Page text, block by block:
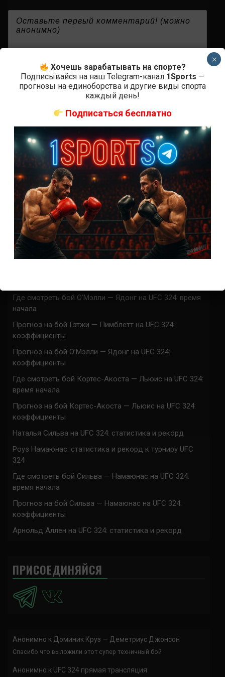
КОММЕНТАРИЕВ
СВЕЖИЕ ЗАПИСИ
ACA 200 прямая трансляция
Марафон боев UFC 325 прямая трансляция
UFC 324 прямая трансляция
Марафон боев UFC 324 прямая трансляция
Где смотреть бой О’Мэлли — Ядонг на UFC 324: время
начала
Прогноз на бой Гэтжи — Пимблетт на UFC 324:
коэффициенты
Прогноз на бой О’Мэлли — Ядонг на UFC 324:
коэффициенты
Где смотреть бой Кортес-Акоста — Льюис на UFC 324:
время начала
Прогноз на бой Кортес-Акоста — Льюис на UFC 324:
коэффициенты
Наталья Сильва на UFC 324: статистика и рекорд
Роуз Намаюнас: статистика и рекорд к турниру UFC
324
Где смотреть бой Сильва — Намаюнас на UFC 324:
время начала
Прогноз на бой Сильва — Намаюнас на UFC 324:
коэффициенты
Арнольд Аллен на UFC 324: статистика и рекорд
ПРИСОЕДИНЯЙСЯ
Анонимно к Доминик Круз — Деметриус Джонсон
Спасибо что выложили этот супер техничный бой
Анонимно к UFC 324 прямая трансляция
Хочешь зарабатывать на спорте?
Подписывайся на наш Telegram-канал 1Sports —
прогнозы на единоборства и другие виды спорта
каждый день!
Подписаться бесплатно
×